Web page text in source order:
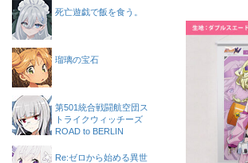
死亡遊戯で飯を食う。
瑠璃の宝石
第501統合戦闘航空団ス
トライクウィッチーズ
ROAD to BERLIN
Re:ゼロから始める異世